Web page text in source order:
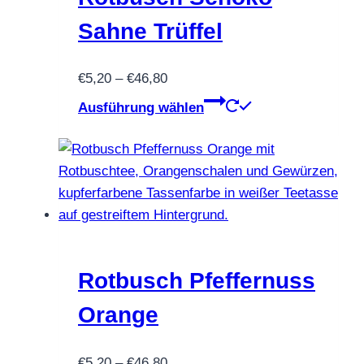
Sahne Trüffel
€5,20 – €46,80Preisspanne:
€5,20
€46,80
Ausführung wählen
Dieses
weist
mehrere
Varianten
können
Rotbusch Pfeffernuss
Orange